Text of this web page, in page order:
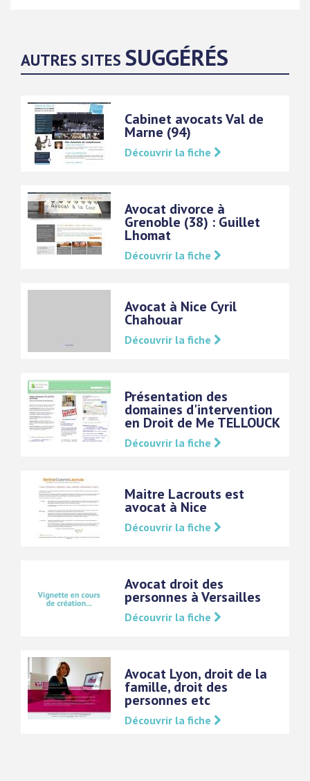
AUTRES SITES SUGGÉRÉS
Cabinet avocats Val de
Marne (94)
Découvrir la fiche
Avocat divorce à
Grenoble (38) : Guillet
Lhomat
Découvrir la fiche
Avocat à Nice Cyril
Chahouar
Découvrir la fiche
Présentation des
domaines d'intervention
en Droit de Me TELLOUCK
Découvrir la fiche
Maitre Lacrouts est
avocat à Nice
Découvrir la fiche
Avocat droit des
personnes à Versailles
Découvrir la fiche
Avocat Lyon, droit de la
famille, droit des
personnes etc
Découvrir la fiche